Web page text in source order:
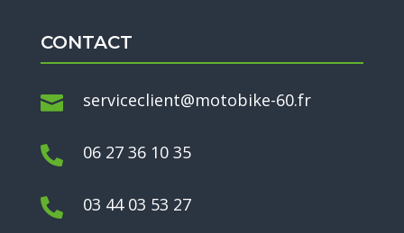
CONTACT
 serviceclient@motobike-60.fr
 06 27 36 10 35
 03 44 03 53 27